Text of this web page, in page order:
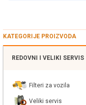
KATEGORIJE PROIZVODA
REDOVNI I VELIKI SERVIS
Filteri za vozila
Veliki servis